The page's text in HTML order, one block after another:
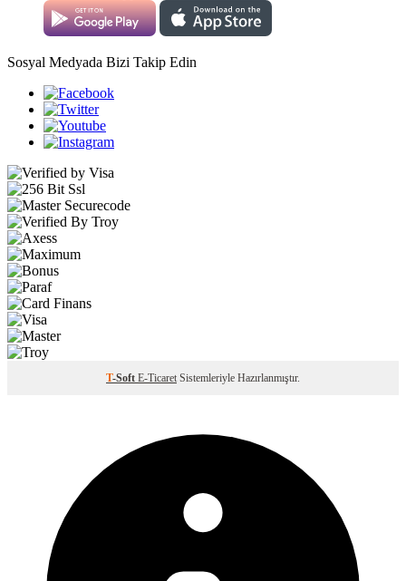
Sosyal Medyada Bizi Takip Edin
T-Soft E-Ticaret Sistemleriyle Hazırlanmıştır.